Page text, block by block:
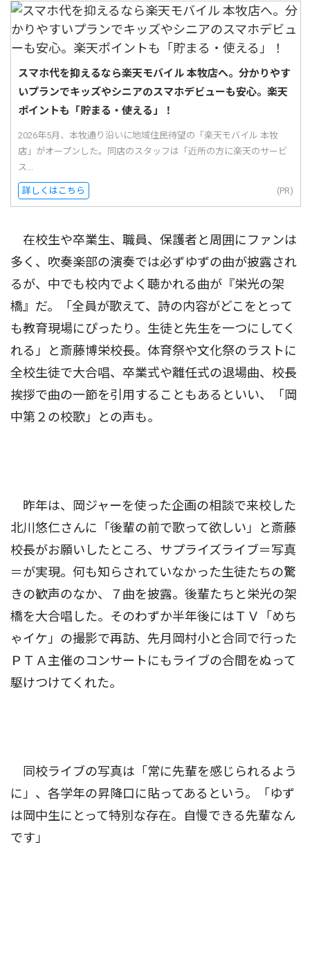
スマホ代を抑えるなら楽天モバイル 本牧店へ。分かりやす
いプランでキッズやシニアのスマホデビューも安心。楽天
ポイントも「貯まる・使える」！
2026年5月、本牧通り沿いに地域住民待望の「楽天モバイル 本牧
店」がオープンした。同店のスタッフは「近所の方に楽天のサービ
ス...
詳しくはこちら (PR)
在校生や卒業生、職員、保護者と周囲にファンは
多く、吹奏楽部の演奏では必ずゆずの曲が披露され
るが、中でも校内でよく聴かれる曲が『栄光の架
橋』だ。「全員が歌えて、詩の内容がどこをとって
も教育現場にぴったり。生徒と先生を一つにしてく
れる」と斎藤博栄校長。体育祭や文化祭のラストに
全校生徒で大合唱、卒業式や離任式の退場曲、校長
挨拶で曲の一節を引用することもあるといい、「岡
中第２の校歌」との声も。
昨年は、岡ジャーを使った企画の相談で来校した
北川悠仁さんに「後輩の前で歌って欲しい」と斎藤
校長がお願いしたところ、サプライズライブ＝写真
＝が実現。何も知らされていなかった生徒たちの驚
きの歓声のなか、７曲を披露。後輩たちと栄光の架
橋を大合唱した。そのわずか半年後にはＴＶ「めち
ゃイケ」の撮影で再訪、先月岡村小と合同で行った
ＰＴＡ主催のコンサートにもライブの合間をぬって
駆けつけてくれた。
同校ライブの写真は「常に先輩を感じられるよう
に」、各学年の昇降口に貼ってあるという。「ゆず
は岡中生にとって特別な存在。自慢できる先輩なん
です」